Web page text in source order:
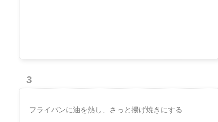
3
フライパンに油を熱し、さっと揚げ焼きにする